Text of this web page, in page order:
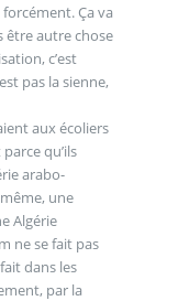
Ça va
être autre chose
c’est
pas la sienne,
aux écoliers
qu’ils
arabo-
une
Algérie
ne se fait pas
dans les
par la